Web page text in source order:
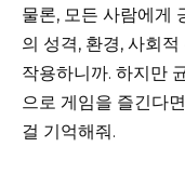
물론, 모든 사람에게
의 성격, 환경, 사회
작용하니까. 하지만
으로 게임을 즐긴다
걸 기억해줘.